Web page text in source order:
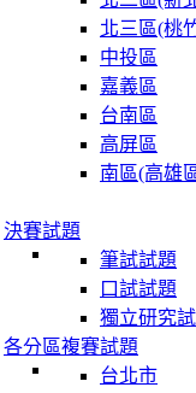
北三區(桃
中投區
嘉義區
台南區
高屏區
南區(高雄
決賽試題
筆試試題
口試試題
獨立研究
各分區複賽試題
台北市